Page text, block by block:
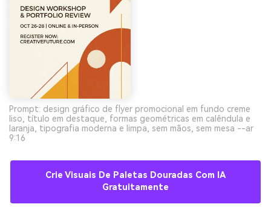
Prompt: design gráfico de flyer promocional em fundo creme
liso, título em destaque, formas geométricas em calêndula e
laranja, tipografia moderna e limpa, sem mãos, sem mesa --ar
9:16
Crie Visuais De Paletas Douradas Com IA
Gratuitamente